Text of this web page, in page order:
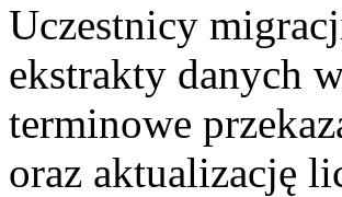
Uczestnicy
ekstrakty danych
terminowe
oraz aktualizację